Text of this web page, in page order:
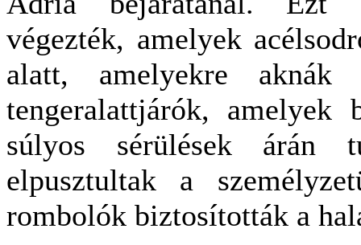
végezték, amelyek
alatt, amelyekre
tengeralattjárók, amelyek
súlyos sérülések árán
elpusztultak a
rombolók biztosították a